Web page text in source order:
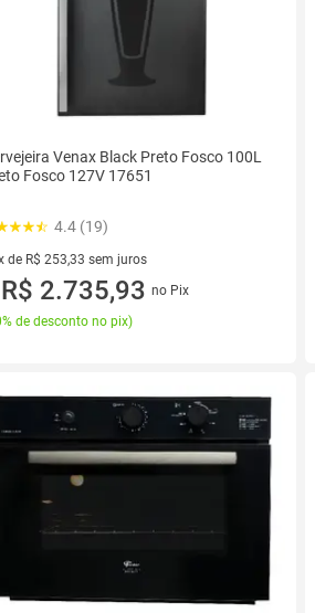
Venax Black Preto Fosco 100L
Fosco 127V 17651
4.4 (19)
de R$ 253,33 sem juros
vez de R$ 253,33 sem juros
R$ 2.735,93 no Pix
de desconto no pix)